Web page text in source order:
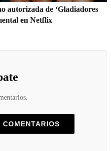
autorizada de ‘Gladiadores
en Netflix